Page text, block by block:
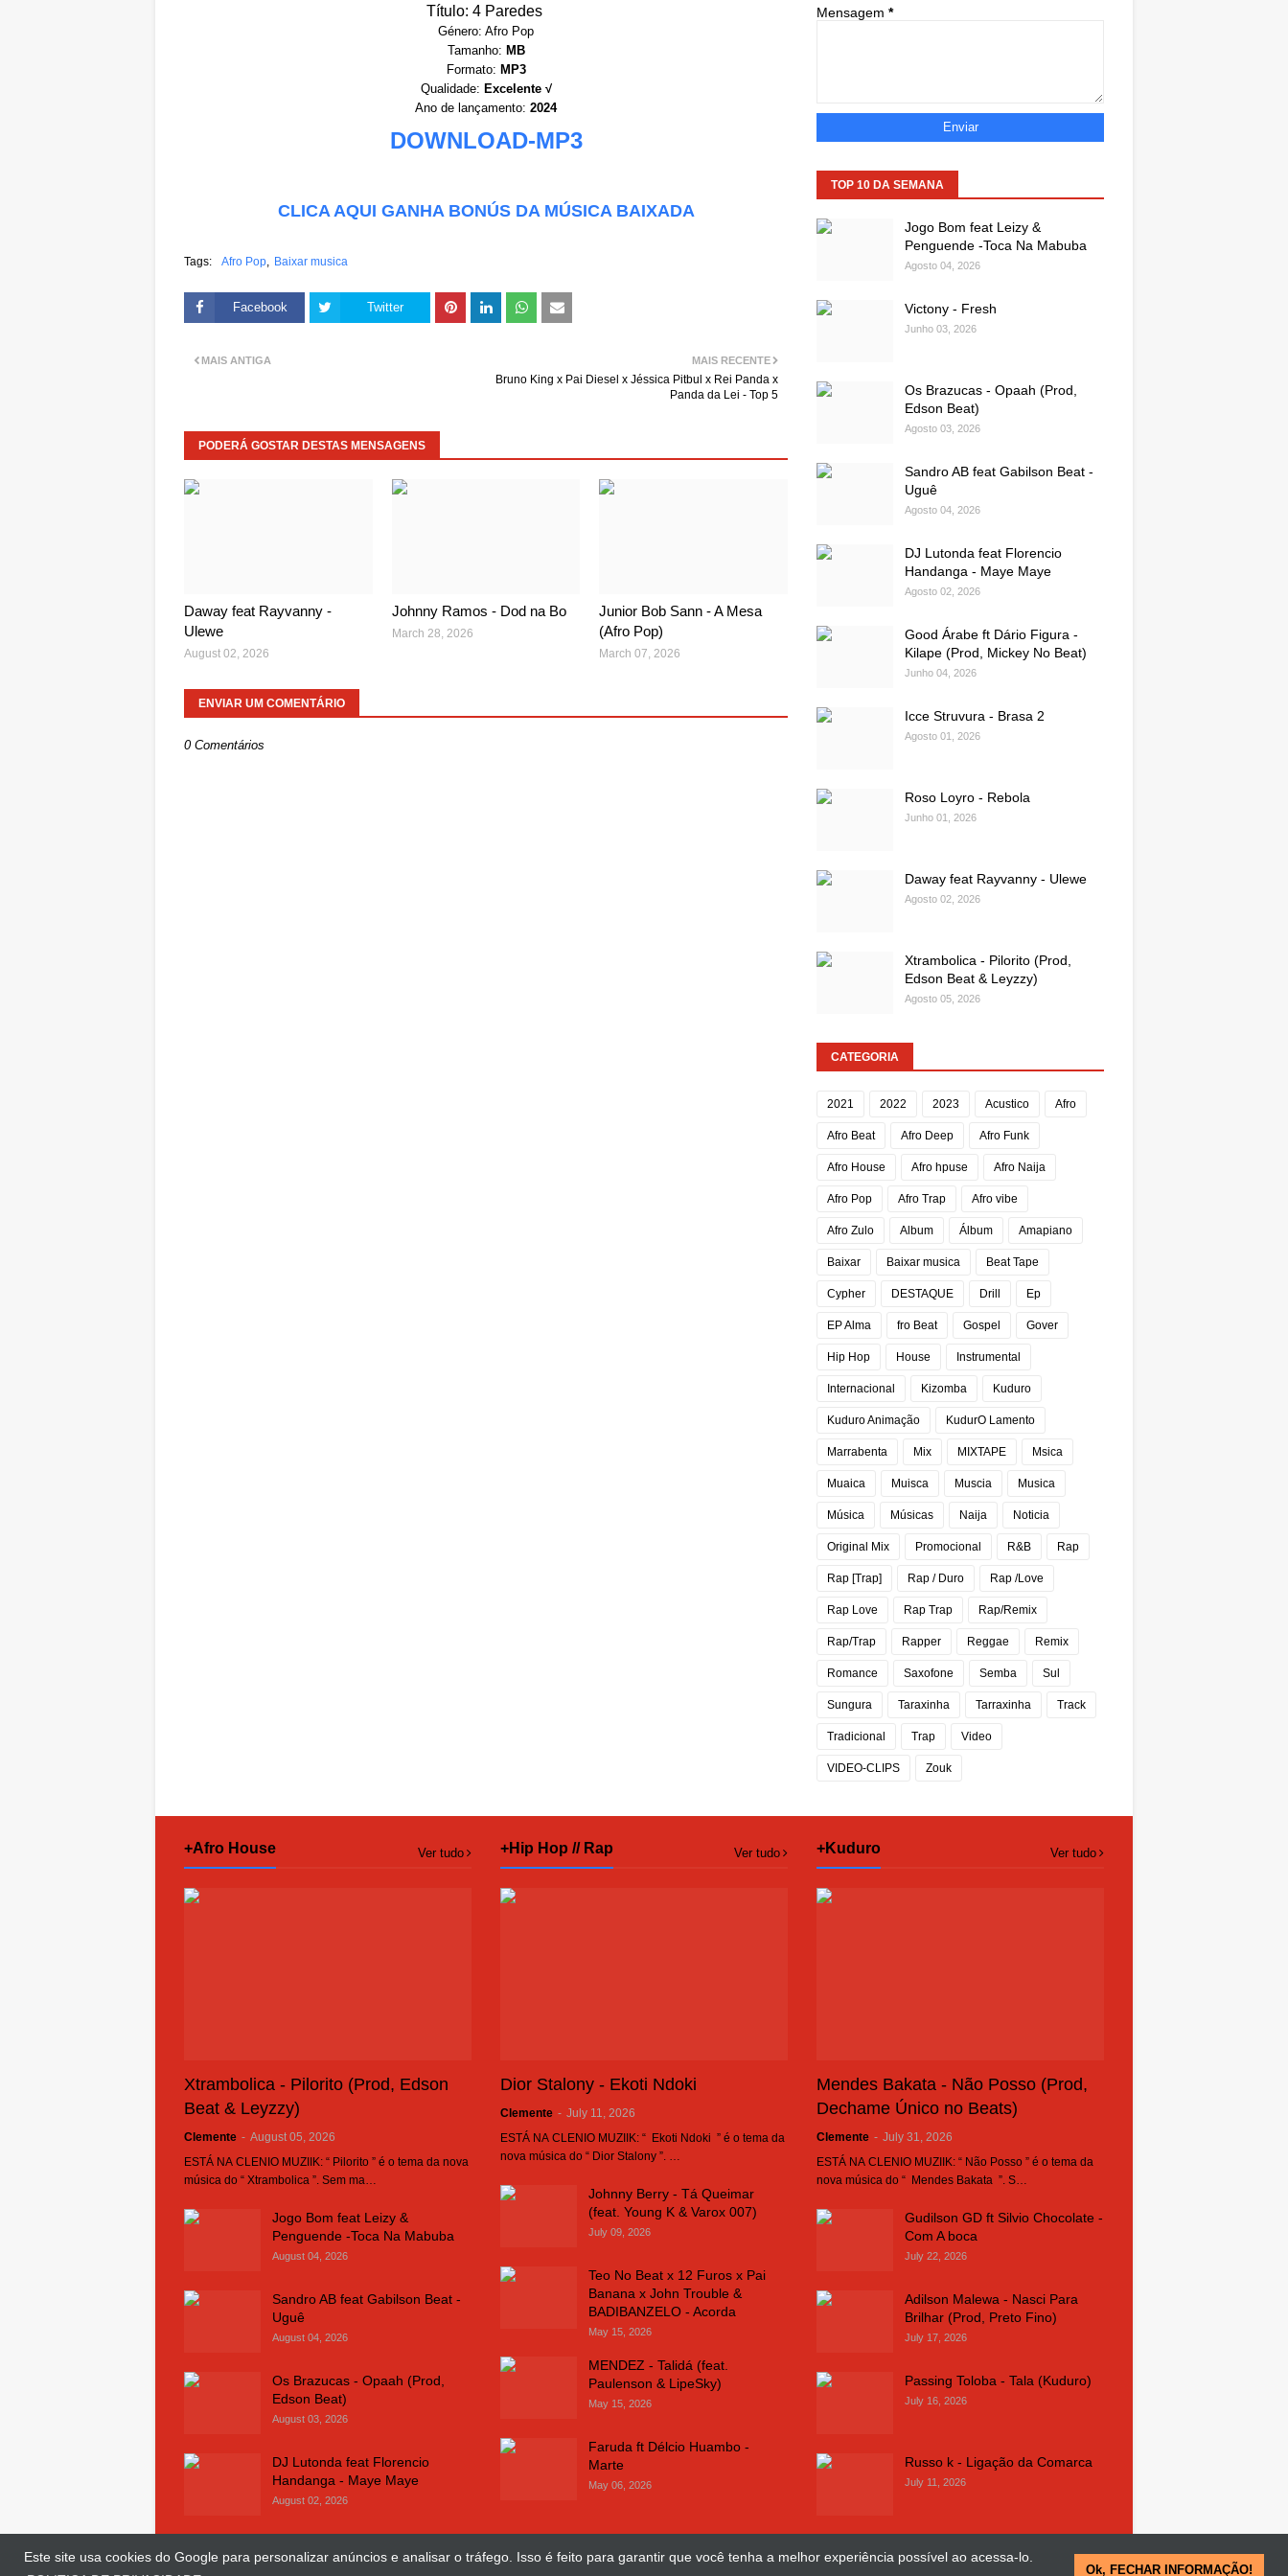
Este site usa cookies do Google para personalizar anúncios e analisar o tráfego. Isso é feito para garantir que você tenha a melhor experiência possível ao acessa-lo.
Ok, FECHAR INFORMAÇÃO!
Título: 4 Paredes
Género: Afro Pop
Tamanho: MB
Formato: MP3
Qualidade: Excelente √
Ano de lançamento: 2024
DOWNLOAD-MP3
CLICA AQUI GANHA BONÚS DA MÚSICA BAIXADA
Tags: Afro Pop Baixar musica
Facebook Twitter
MAIS RECENTE
Bruno King x Pai Diesel x Jéssica Pitbul x Rei Panda x
Panda da Lei - Top 5
MAIS ANTIGA
PODERÁ GOSTAR DESTAS MENSAGENS
Daway feat Rayvanny -
Ulewe
August 02, 2026
Johnny Ramos - Dod na Bo
March 28, 2026
Junior Bob Sann - A Mesa
(Afro Pop)
March 07, 2026
ENVIAR UM COMENTÁRIO
0 Comentários
Mensagem *
TOP 10 DA SEMANA
Jogo Bom feat Leizy &
Penguende -Toca Na Mabuba
Agosto 04, 2026
Victony - Fresh
Junho 03, 2026
Os Brazucas - Opaah (Prod,
Edson Beat)
Agosto 03, 2026
Sandro AB feat Gabilson Beat -
Uguê
Agosto 04, 2026
DJ Lutonda feat Florencio
Handanga - Maye Maye
Agosto 02, 2026
Good Árabe ft Dário Figura -
Kilape (Prod, Mickey No Beat)
Junho 04, 2026
Icce Struvura - Brasa 2
Agosto 01, 2026
Roso Loyro - Rebola
Junho 01, 2026
Daway feat Rayvanny - Ulewe
Agosto 02, 2026
Xtrambolica - Pilorito (Prod,
Edson Beat & Leyzzy)
Agosto 05, 2026
CATEGORIA
2021 2022 2023 Acustico Afro
Afro Beat Afro Deep Afro Funk
Afro House Afro hpuse Afro Naija
Afro Pop Afro Trap Afro vibe
Afro Zulo Album Álbum Amapiano
Baixar Baixar musica Beat Tape
Cypher DESTAQUE Drill Ep
EP Alma fro Beat Gospel Gover
Hip Hop House Instrumental
Internacional Kizomba Kuduro
Kuduro Animação KudurO Lamento
Marrabenta Mix MIXTAPE Msica
Muaica Muisca Muscia Musica
Música Músicas Naija Noticia
Original Mix Promocional R&B Rap
Rap [Trap] Rap / Duro Rap /Love
Rap Love Rap Trap Rap/Remix
Rap/Trap Rapper Reggae Remix
Romance Saxofone Semba Sul
Sungura Taraxinha Tarraxinha Track
Tradicional Trap Video
VIDEO-CLIPS Zouk
+Afro House Ver tudo
Xtrambolica - Pilorito (Prod, Edson
Beat & Leyzzy)
Clemente - August 05, 2026
ESTÁ NA CLENIO MUZIIK: “ Pilorito ” é o tema da nova
música do “ Xtrambolica ”. Sem ma…
Jogo Bom feat Leizy &
Penguende -Toca Na Mabuba
August 04, 2026
Sandro AB feat Gabilson Beat -
Uguê
August 04, 2026
Os Brazucas - Opaah (Prod,
Edson Beat)
August 03, 2026
DJ Lutonda feat Florencio
Handanga - Maye Maye
August 02, 2026
+Hip Hop // Rap Ver tudo
Dior Stalony - Ekoti Ndoki
Clemente - July 11, 2026
ESTÁ NA CLENIO MUZIIK: “ Ekoti Ndoki ” é o tema da
nova música do “ Dior Stalony ”. …
Johnny Berry - Tá Queimar
(feat. Young K & Varox 007)
July 09, 2026
Teo No Beat x 12 Furos x Pai
Banana x John Trouble &
BADIBANZELO - Acorda
May 15, 2026
MENDEZ - Talidá (feat.
Paulenson & LipeSky)
May 15, 2026
Faruda ft Délcio Huambo -
Marte
May 06, 2026
+Kuduro Ver tudo
Mendes Bakata - Não Posso (Prod,
Dechame Único no Beats)
Clemente - July 31, 2026
ESTÁ NA CLENIO MUZIIK: “ Não Posso ” é o tema da
nova música do “ Mendes Bakata ”. S…
Gudilson GD ft Silvio Chocolate -
Com A boca
July 22, 2026
Adilson Malewa - Nasci Para
Brilhar (Prod, Preto Fino)
July 17, 2026
Passing Toloba - Tala (Kuduro)
July 16, 2026
Russo k - Ligação da Comarca
July 11, 2026
© Copyright 2018 and 2025 Clenio Muziik| Design WebJosé Chimuco